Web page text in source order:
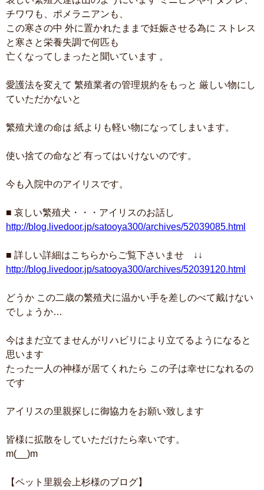
チワワも、ポメラニアンも、
この寒さの中 外に置かれたままで妊娠させる為に ストレス
と寒さと栄養失調で何匹も
亡くなってしまったと聞いています 。
愛護法を変えて 繁殖業者の管理規約をもっと 厳しい物にし
ていただかないと
繁殖犬達の命は 紙よりも軽い物になってしまいます。
使い捨ての命など 有ってはいけないのです。
今も入院中のアイリスです。
■ 哀しい繁殖犬・・・アイリスのお話し
http://blog.livedoor.jp/satooya300/archives/52039085.html
■ 詳しい詳細はこちらからご覧下さいませ ↓↓
http://blog.livedoor.jp/satooya300/archives/52039120.html
どうか この二歳の繁殖犬に温かい手を差しのべて戴けない
でしょうか…
今はまだ立てませんがリハビリにより立てるようになると
思います
たった一人の神様が居てくれたら この子は幸せになれるの
です
アイリスの里親探しに御協力をお願い致します
皆様に拡散をしていただけたら幸いです。
m(__)m
【ペット里親会上杉様のブログ】